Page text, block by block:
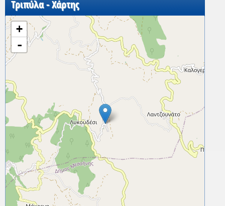
Τριπύλα - Χάρτης
+
-